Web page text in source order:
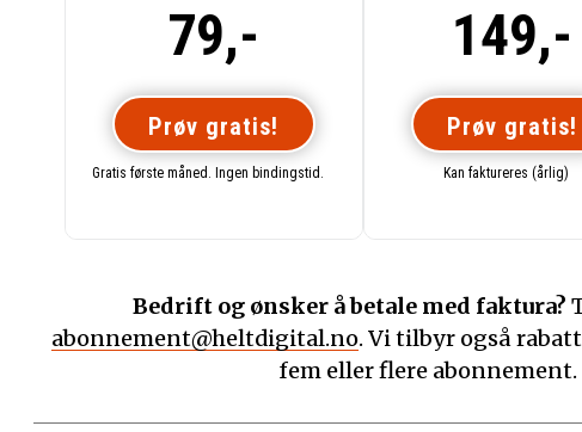
79,-
Prøv gratis!
Gratis første måned. Ingen bindingstid.
149,-
Prøv gratis!
Kan faktureres (årlig)
Bedrift og ønsker å betale med faktura?
abonnement@heltdigital.no. Vi tilbyr også
fem eller flere abonnement.